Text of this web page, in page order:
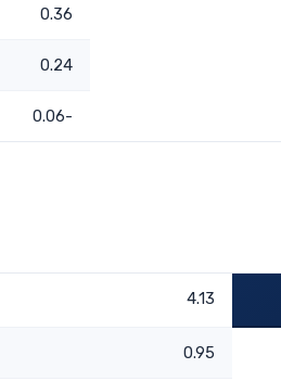
0.36
0.24
-0.06
4.13
0.95